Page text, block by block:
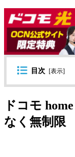
目次 [表示]
ドコモ
なく無制限